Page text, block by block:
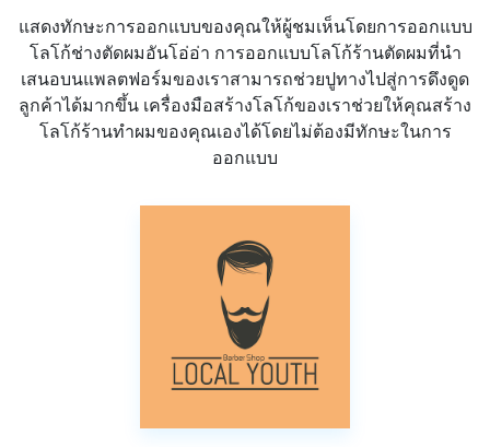
แสดงทักษะการออกแบบของคุณให้ผู้ชมเห็นโดยการออกแบบ
โลโก้ช่างตัดผมอันโอ่อ่า การออกแบบโลโก้ร้านตัดผมที่นำ
เสนอบนแพลตฟอร์มของเราสามารถช่วยปูทางไปสู่การดึงดูด
ลูกค้าได้มากขึ้น เครื่องมือสร้างโลโก้ของเราช่วยให้คุณสร้าง
โลโก้ร้านทำผมของคุณเองได้โดยไม่ต้องมีทักษะในการ
ออกแบบ